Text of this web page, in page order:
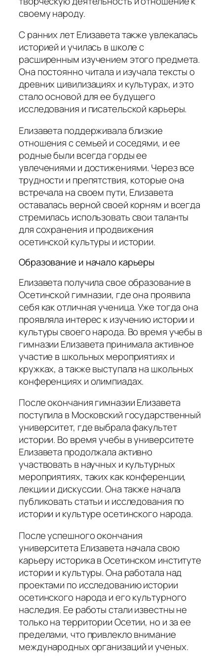
своему народу.
С ранних лет Елизавета также увлекалась
историей и училась в школе с
расширенным изучением этого предмета.
Она постоянно читала и изучала тексты о
древних цивилизациях и культурах, и это
стало основой для ее будущего
исследования и писательской карьеры.
Елизавета поддерживала близкие
отношения с семьей и соседями, и ее
родные были всегда горды ее
увлечениями и достижениями. Через все
трудности и препятствия, которые она
встречала на своем пути, Елизавета
оставалась верной своей корням и всегда
стремилась использовать свои таланты
для сохранения и продвижения
осетинской культуры и истории.
Образование и начало карьеры
Елизавета получила свое образование в
Осетинской гимназии, где она проявила
себя как отличная ученица. Уже тогда она
проявляла интерес к изучению истории и
культуры своего народа. Во время учебы в
гимназии Елизавета принимала активное
участие в школьных мероприятиях и
кружках, а также выступала на школьных
конференциях и олимпиадах.
После окончания гимназии Елизавета
поступила в Московский государственный
университет, где выбрала факультет
истории. Во время учебы в университете
Елизавета продолжала активно
участвовать в научных и культурных
мероприятиях, таких как конференции,
лекции и дискуссии. Она также начала
публиковать статьи и исследования по
истории и культуре осетинского народа.
После успешного окончания
университета Елизавета начала свою
карьеру историка в Осетинском институте
истории и культуры. Она работала над
проектами по исследованию истории
осетинского народа и его культурного
наследия. Ее работы стали известны не
только на территории Осетии, но и за ее
пределами, что привлекло внимание
международных организаций и ученых.